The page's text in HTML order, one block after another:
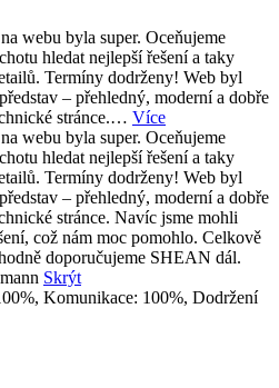
webu byla super. Oceňujeme
hledat nejlepší řešení a taky
Termíny dodrženy! Web byl
– přehledný, moderní a dobře
stránce.… Více
webu byla super. Oceňujeme
hledat nejlepší řešení a taky
Termíny dodrženy! Web byl
– přehledný, moderní a dobře
stránce. Navíc jsme mohli
což nám moc pomohlo. Celkově
doporučujeme SHEAN dál.
Skrýt
Komunikace: 100%, Dodržení